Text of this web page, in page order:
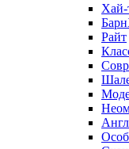
Хай-
Райт